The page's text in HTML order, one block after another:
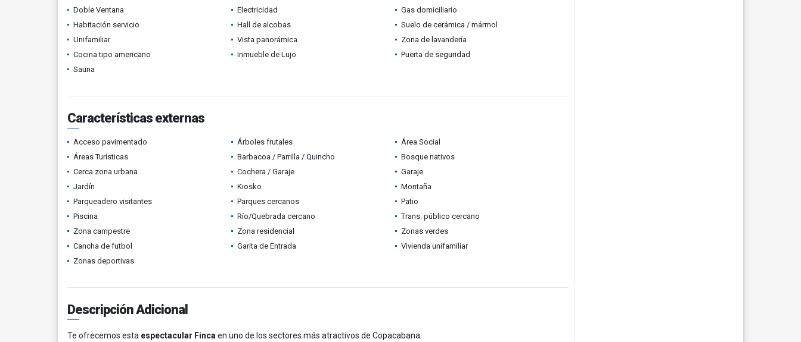
Doble Ventana
Electricidad
Gas domiciliario
Habitación servicio
Hall de alcobas
Suelo de cerámica / mármol
Unifamiliar
Vista panorámica
Zona de lavandería
Cocina tipo americano
Inmueble de Lujo
Puerta de seguridad
Sauna
Características externas
Acceso pavimentado Árboles frutales
Área Social
Áreas Turísticas
Barbacoa / Parrilla / Quincho
Bosque nativos
Cerca zona urbana
Cochera / Garaje
Garaje
Jardín
Kiosko
Montaña
Parqueadero visitantes
Parques cercanos
Patio
Piscina
Río/Quebrada cercano
Trans. público cercano
Zona campestre
Zona residencial
Zonas verdes
Cancha de futbol
Garita de Entrada
Vivienda unifamiliar
Zonas deportivas
Descripción Adicional
Te ofrecemos esta espectacular Finca en uno de los sectores más atractivos de Copacabana.